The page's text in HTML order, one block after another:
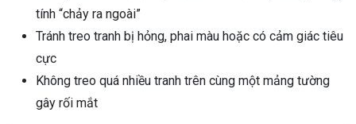
tính “chảy ra ngoài”
Tránh treo tranh bị hỏng, phai màu hoặc có cảm giác tiêu
cực
Không treo quá nhiều tranh trên cùng một mảng tường
gây rối mắt